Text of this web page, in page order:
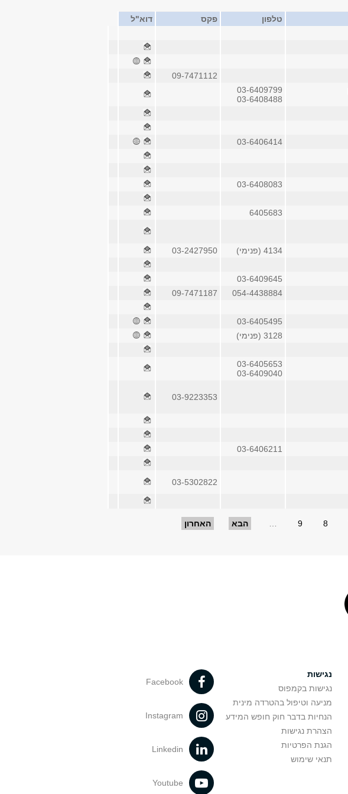
טלפון פקס
דוא"ל
09-7471112
03-6409799
03-6408488
03-6406414
03-6408083
6405683
4134 (פנימי)
03-2427950
03-6409645
054-4438884
09-7471187
03-6405495
3128 (פנימי)
03-6405653
03-6409040
03-9223353
03-6406211
03-5302822
8
9 הבא האחרון
נגישות
נגישות בקמפוס
מניעה וטיפול בהטרדה מינית
הנחיות בדבר חוק חופש המידע
הצהרת נגישות
הגנת הפרטיות
תנאי שימוש
Facebook
Instagram
Linkedin
Youtube